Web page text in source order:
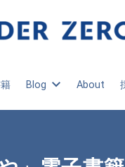
Blog About